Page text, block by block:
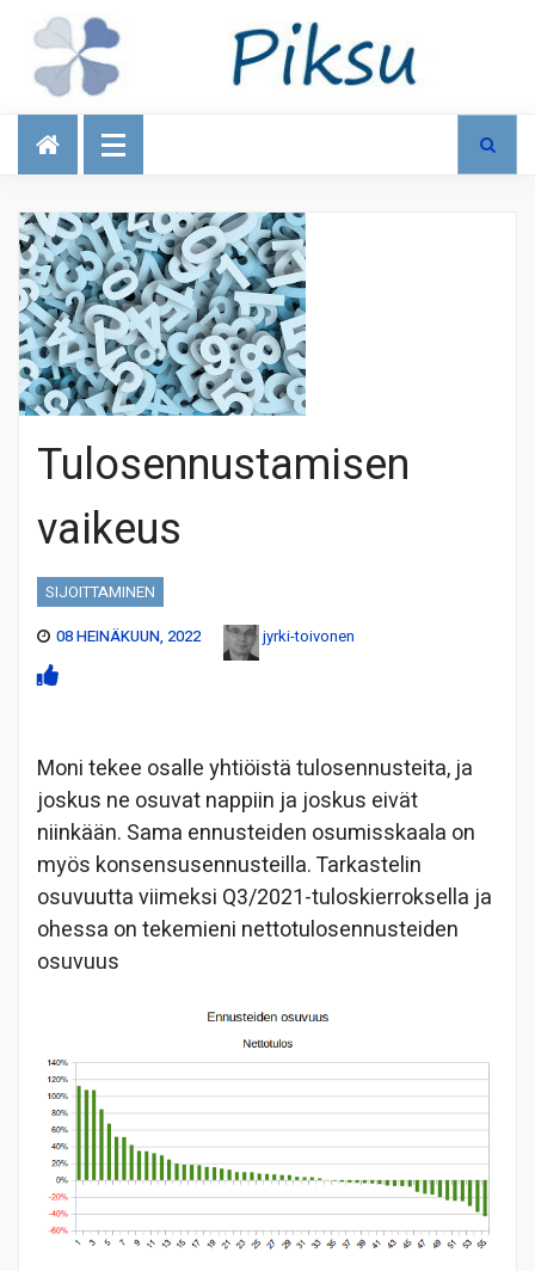
Talous
Tulosennustamisen
vaikeus
SIJOITTAMINEN
08 HEINÄKUUN, 2022
jyrki-toivonen
Moni tekee osalle yhtiöistä tulosennusteita, ja
joskus ne osuvat nappiin ja joskus eivät
niinkään. Sama ennusteiden osumisskaala on
myös konsensusennusteilla. Tarkastelin
osuvuutta viimeksi Q3/2021-tuloskierroksella ja
ohessa on tekemieni nettotulosennusteiden
osuvuus